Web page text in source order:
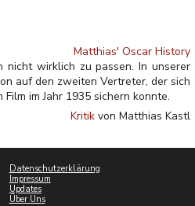
Matthias' Oscar History
nicht wirklich zu passen. In unserer
auf den zweiten Vertreter, der sich
im Jahr 1935 sichern konnte.
Kritik von Matthias Kastl
Datenschutzerklärung
Impressum
Updates
Über Uns